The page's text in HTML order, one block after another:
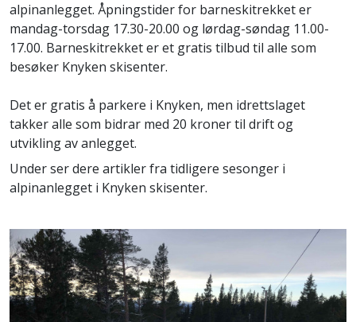
alpinanlegget. Åpningstider for barneskitrekket er
mandag-torsdag 17.30-20.00 og lørdag-søndag 11.00-
17.00. Barneskitrekket er et gratis tilbud til alle som
besøker Knyken skisenter.
Det er gratis å parkere i Knyken, men idrettslaget
takker alle som bidrar med 20 kroner til drift og
utvikling av anlegget.
Under ser dere artikler fra tidligere sesonger i
alpinanlegget i Knyken skisenter.